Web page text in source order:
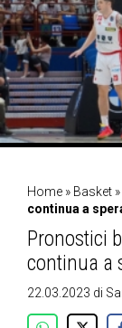
Home » Basket »
continua a
Pronostici
continua a
22.03.2023 di